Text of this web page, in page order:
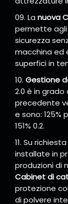
La nuova
permette agli
sicurezza
macchina ed
superfici in
Gestione
2.0 è in
precedente
e sono: 125%
151% 0.2.
Su
installate in
produzioni di
Cabinet di
protezione
di polvere